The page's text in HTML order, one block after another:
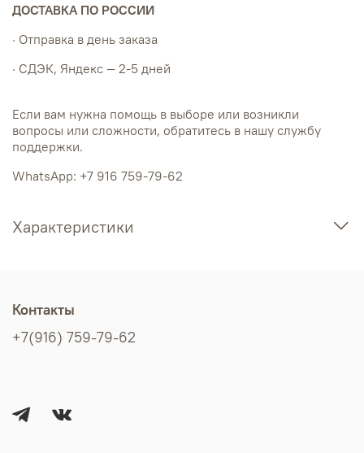
ДОСТАВКА ПО РОССИИ
· Отправка в день заказа
· СДЭК, Яндекс — 2-5 дней
Если вам нужна помощь в выборе или возникли
вопросы или сложности, обратитесь в нашу службу
поддержки.
WhatsApp: +7 916 759-79-62
Характеристики
Контакты
+7(916) 759-79-62